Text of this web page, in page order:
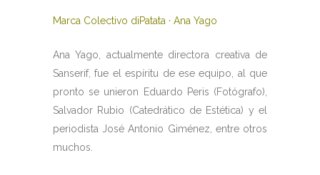
Marca Colectivo diPatata · Ana Yago
Ana Yago, actualmente directora creativa de
Sanserif, fue el espíritu de ese equipo, al que
pronto se unieron Eduardo Peris (Fotógrafo),
Salvador Rubio (Catedrático de Estética) y el
periodista José Antonio Giménez, entre otros
muchos.